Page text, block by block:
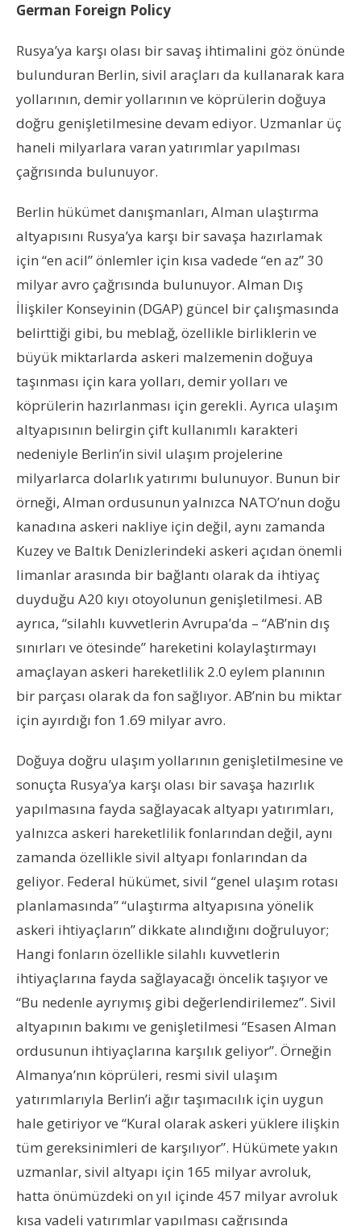
German Foreign Policy
Rusya’ya karşı olası bir savaş ihtimalini göz önünde
bulunduran Berlin, sivil araçları da kullanarak kara
yollarının, demir yollarının ve köprülerin doğuya
doğru genişletilmesine devam ediyor. Uzmanlar üç
haneli milyarlara varan yatırımlar yapılması
çağrısında bulunuyor.
Berlin hükümet danışmanları, Alman ulaştırma
altyapısını Rusya’ya karşı bir savaşa hazırlamak
için “en acil” önlemler için kısa vadede “en az” 30
milyar avro çağrısında bulunuyor. Alman Dış
İlişkiler Konseyinin (DGAP) güncel bir çalışmasında
belirttiği gibi, bu meblağ, özellikle birliklerin ve
büyük miktarlarda askeri malzemenin doğuya
taşınması için kara yolları, demir yolları ve
köprülerin hazırlanması için gerekli. Ayrıca ulaşım
altyapısının belirgin çift kullanımlı karakteri
nedeniyle Berlin’in sivil ulaşım projelerine
milyarlarca dolarlık yatırımı bulunuyor. Bunun bir
örneği, Alman ordusunun yalnızca NATO’nun doğu
kanadına askeri nakliye için değil, aynı zamanda
Kuzey ve Baltık Denizlerindeki askeri açıdan önemli
limanlar arasında bir bağlantı olarak da ihtiyaç
duyduğu A20 kıyı otoyolunun genişletilmesi. AB
ayrıca, “silahlı kuvvetlerin Avrupa’da – “AB’nin dış
sınırları ve ötesinde” hareketini kolaylaştırmayı
amaçlayan askeri hareketlilik 2.0 eylem planının
bir parçası olarak da fon sağlıyor. AB’nin bu miktar
için ayırdığı fon 1.69 milyar avro.
Doğuya doğru ulaşım yollarının genişletilmesine ve
sonuçta Rusya’ya karşı olası bir savaşa hazırlık
yapılmasına fayda sağlayacak altyapı yatırımları,
yalnızca askeri hareketlilik fonlarından değil, aynı
zamanda özellikle sivil altyapı fonlarından da
geliyor. Federal hükümet, sivil “genel ulaşım rotası
planlamasında” “ulaştırma altyapısına yönelik
askeri ihtiyaçların” dikkate alındığını doğruluyor;
Hangi fonların özellikle silahlı kuvvetlerin
ihtiyaçlarına fayda sağlayacağı öncelik taşıyor ve
“Bu nedenle ayrıymış gibi değerlendirilemez”. Sivil
altyapının bakımı ve genişletilmesi “Esasen Alman
ordusunun ihtiyaçlarına karşılık geliyor”. Örneğin
Almanya’nın köprüleri, resmi sivil ulaşım
yatırımlarıyla Berlin’i ağır taşımacılık için uygun
hale getiriyor ve “Kural olarak askeri yüklere ilişkin
tüm gereksinimleri de karşılıyor”. Hükümete yakın
uzmanlar, sivil altyapı için 165 milyar avroluk,
hatta önümüzdeki on yıl içinde 457 milyar avroluk
kısa vadeli yatırımlar yapılması çağrısında